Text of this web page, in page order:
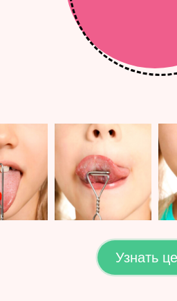
Узнать